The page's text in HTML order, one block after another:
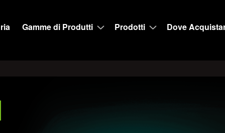
Gamme di Produtti Prodotti Dove